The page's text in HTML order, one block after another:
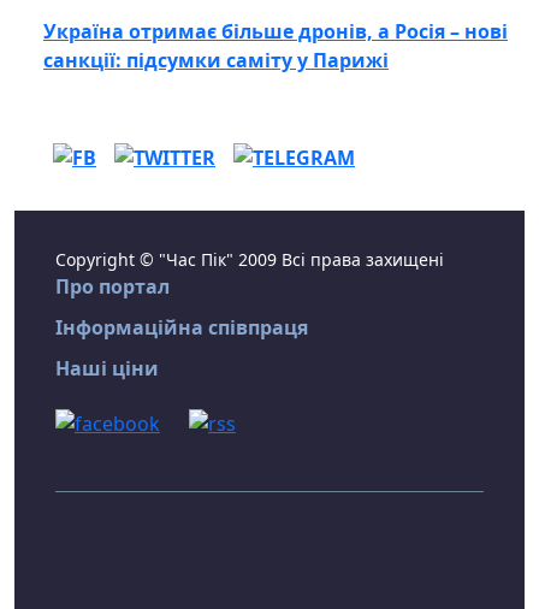
Україна отримає більше дронів, а Росія – нові
санкції: підсумки саміту у Парижі
Copyright © "Час Пік" 2009 Всі права захищені
Про портал
Інформаційна співпраця
Наші ціни